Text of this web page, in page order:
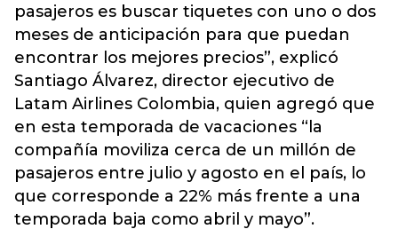
pasajeros es buscar tiquetes con uno o dos
meses de anticipación para que puedan
encontrar los mejores precios”, explicó
Santiago Álvarez, director ejecutivo de
Latam Airlines Colombia, quien agregó que
en esta temporada de vacaciones “la
compañía moviliza cerca de un millón de
pasajeros entre julio y agosto en el país, lo
que corresponde a 22% más frente a una
temporada baja como abril y mayo”.